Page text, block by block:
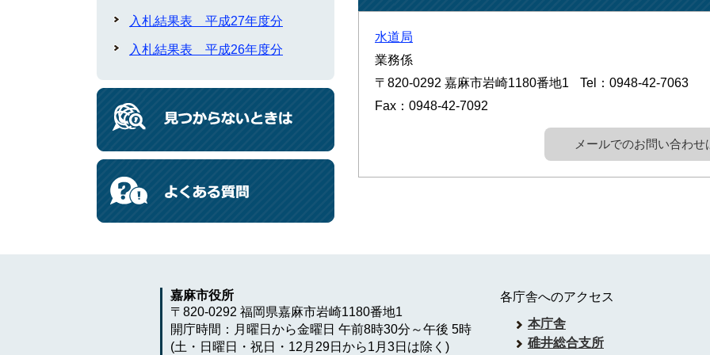
水道局
業務係
〒820-0292 嘉麻市岩崎1180番地1
Tel：0948-42-7063
Fax：0948-42-7092
メールでのお問い合わせ
入札結果表 平成27年度分
入札結果表 平成26年度分
嘉麻市役所
〒820-0292 福岡県嘉麻市岩崎1180番地1
開庁時間：月曜日から金曜日 午前8時30分～午後 5時
(土・日曜日・祝日・12月29日から1月3日は除く)
各庁舎へのアクセス
本庁舎
碓井総合支所